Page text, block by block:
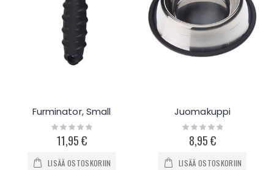
Furminator, Small
Rating:
0%
11,95 €
LISÄÄ OSTOSKORIIN
Juomakuppi
Rating:
0%8,95 €
LISÄÄ OSTOSKORIIN